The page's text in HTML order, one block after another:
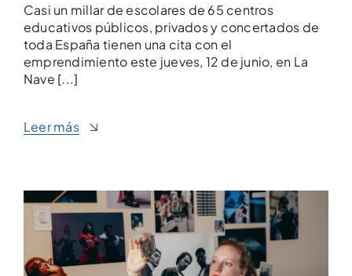
Casi un millar de escolares de 65 centros
educativos públicos, privados y concertados de
toda España tienen una cita con el
emprendimiento este jueves, 12 de junio, en La
Nave [...]
Leer más